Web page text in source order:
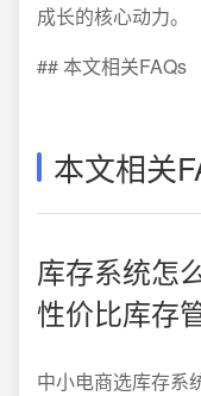
成长的核心动力。
## 本文相关FAQs
本文相关
库存系统怎
性价比库存
中小电商选库存系